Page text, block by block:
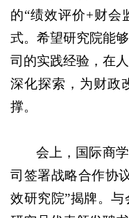
的“绩效评价+财会
式。希望研究院能
司的实践经验，在
深化探索，为财政
撑。
会上，国际商
司签署战略合作协
效研究院”揭牌。